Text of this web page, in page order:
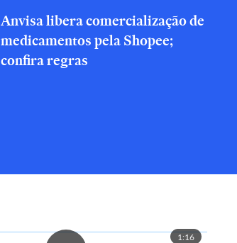
Anvisa libera comercialização de
medicamentos pela Shopee;
confira regras
1:16